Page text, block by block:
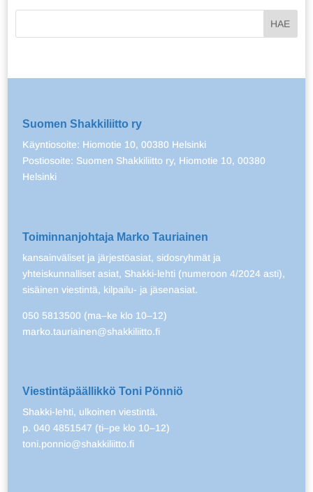
Suomen Shakkiliitto ry
Käyntiosoite: Hiomotie 10, 00380 Helsinki
Postiosoite: Suomen Shakkiliitto ry, Hiomotie 10, 00380
Helsinki
Toiminnanjohtaja Marko Tauriainen
kansainväliset ja järjestöasiat, sidosryhmät ja
yhteiskunnalliset asiat, Shakki-lehti (numeroon 4/2024 asti),
sisäinen viestintä, kilpailu- ja jäsenasiat.
050 5813500 (ma–ke klo 10–12)
marko.tauriainen@shakkiliitto.fi
Viestintäpäällikkö Toni Pönniö
Shakki-lehti, ulkoinen viestintä.
p. 040 4851547 (ti–pe klo 10–12)
toni.ponnio@shakkiliitto.fi